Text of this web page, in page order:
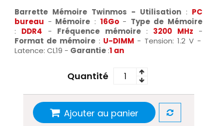
Barrette Mémoire Twinmos - Utilisation : PC
bureau - Mémoire : 16Go - Type de Mémoire
: DDR4 - Fréquence mémoire: 3200 MHz -
Format de mémoire : U-DIMM - Tension: 1.2 V -
Latence: CL19 - Garantie :1 an
Quantité
Ajouter au panier